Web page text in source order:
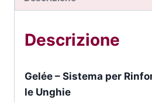
Descrizione
Gelée – Sistema per
le Unghie